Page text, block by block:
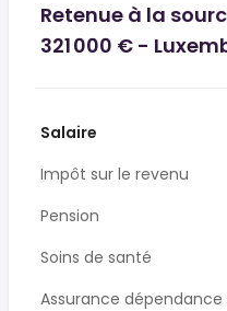
Retenue à la
321 000 € -
Salaire
Impôt sur le revenu
Pension
Soins de santé
Assurance dépendance